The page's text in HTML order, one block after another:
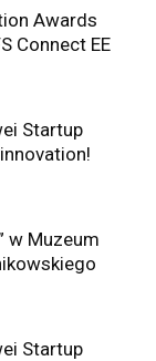
Awards
Connect EE
Startup
w Muzeum
Startup